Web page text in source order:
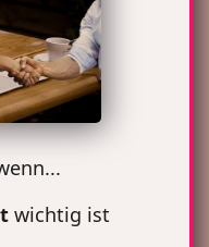
wichtig ist